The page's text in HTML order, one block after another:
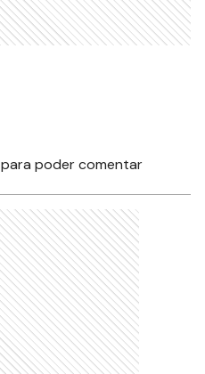
para poder comentar